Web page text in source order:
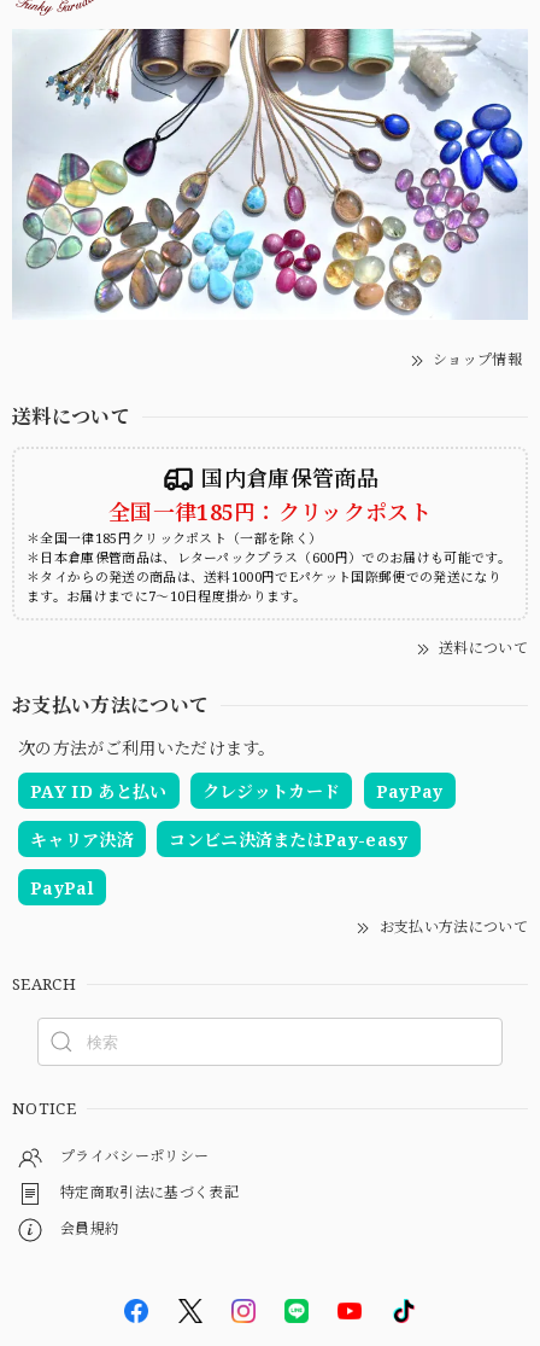
ショップ情報
送料について
国内倉庫保管商品
全国一律185円：クリックポスト
＊全国一律185円クリックポスト（一部を除く）
＊日本倉庫保管商品は、レターパックプラス（600円）でのお届けも可能です。
＊タイからの発送の商品は、送料1000円でEパケット国際郵便での発送になり
ます。お届けまでに7～10日程度掛かります。
送料について
お支払い方法について
次の方法がご利用いただけます。
PAY ID あと払い
クレジットカード PayPay
キャリア決済 コンビニ決済またはPay-easy
PayPal
お支払い方法について
SEARCH
NOTICE
プライバシーポリシー
特定商取引法に基づく表記
会員規約